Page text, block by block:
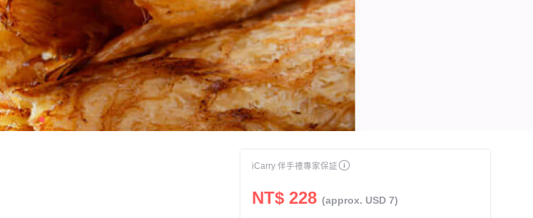
iCarry 伴手禮專家保証
NT$ 228(approx. USD 7)